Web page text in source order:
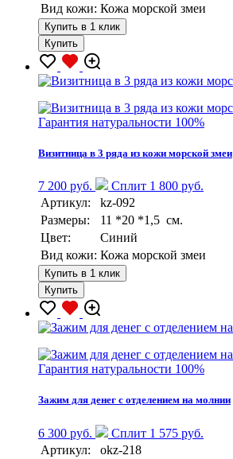
Вид кожи: Кожа морской змеи
Купить в 1 клик
Купить
Гарантия натуральности 100%
Визитница в 3 ряда из кожи морской змеи
7 200 руб.
Сплит 1 800 руб.
Артикул:
kz-092
Размеры:
11 *20 *1,5 см.
Цвет:
Синий
Вид кожи: Кожа морской змеи
Купить в 1 клик
Купить
Гарантия натуральности 100%
Зажим для денег с отделением на молнии
6 300 руб.
Сплит 1 575 руб.
Артикул:
okz-218